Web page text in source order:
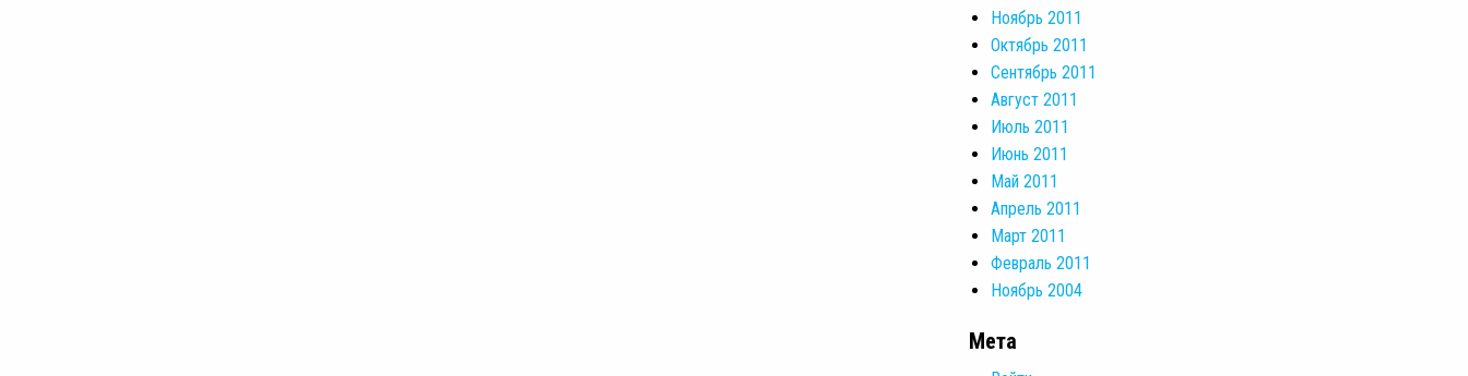
Ноябрь 2011
Октябрь 2011
Сентябрь 2011
Август 2011
Июль 2011
Июнь 2011
Май 2011
Апрель 2011
Март 2011
Февраль 2011
Ноябрь 2004
Мета